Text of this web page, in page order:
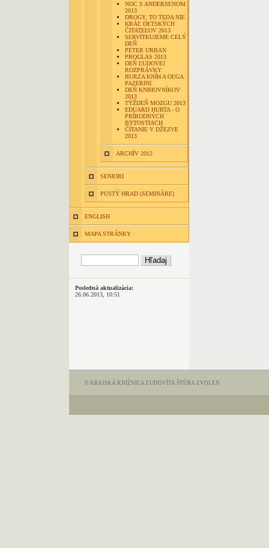
NOC S ANDERSENOM
2013
DROGY, TO TEDA NIE
KRÁĽ DETSKÝCH
ČITATEĽOV 2013
SERVÍTKUJEME CELÝ
DEŇ
PETER URBAN
PROGLAS 2013
DEŇ ĽUDOVEJ
ROZPRÁVKY
BURZA KNÍH A OĽGA
PAZERINI
DEŇ KNIHOVNÍKOV
2013
TÝŽDEŇ MOZGU 2013
EDUARD HURTA - O
PRÍRODNÝCH
BYTOSTIACH
ČÍTANIE V DŽEZVE
2013
ARCHÍV 2012
SENIORI
PUSTÝ HRAD (SEMINÁRE)
ENGLISH
MAPA STRÁNKY
Posledná aktualizácia:
26.06.2013, 10:51
© KRAJSKÁ KNIŽNICA ĽUDOVÍTA ŠTÚRA ZVOLEN